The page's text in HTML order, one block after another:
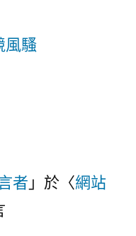
風騷
者 」於〈網站